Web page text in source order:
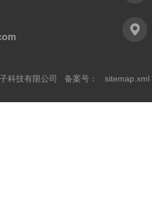
科技有限公司 备案号： sitemap.xml